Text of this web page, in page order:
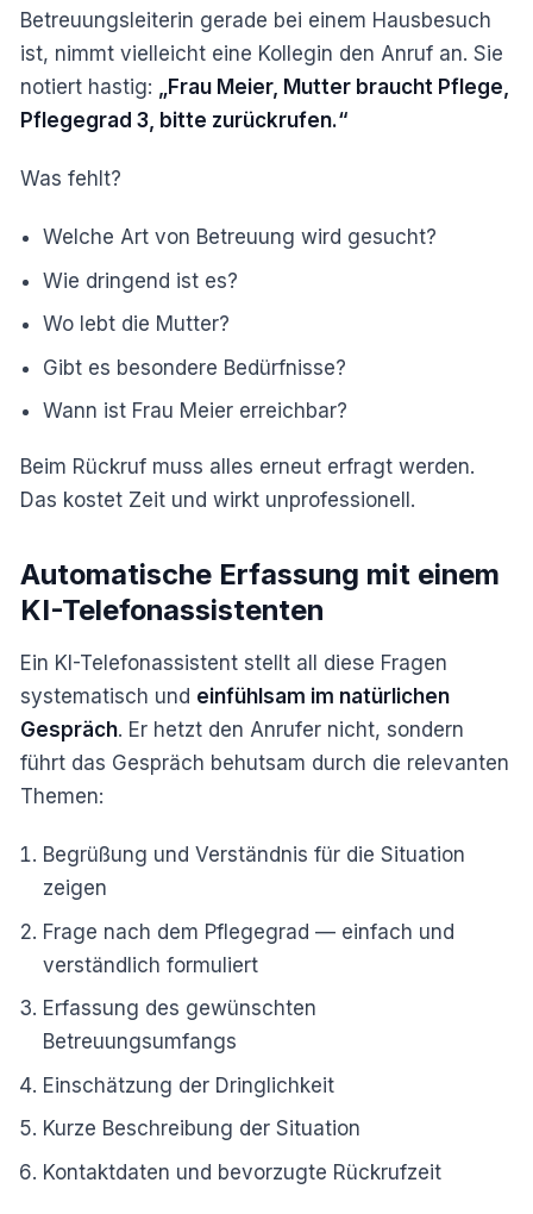
Betreuungsleiterin gerade bei einem Hausbesuch
ist, nimmt vielleicht eine Kollegin den Anruf an. Sie
notiert hastig:
„Frau Meier, Mutter braucht Pflege,
Pflegegrad 3, bitte zurückrufen.“
Was fehlt?
Welche Art von Betreuung wird gesucht?
Wie dringend ist es?
Wo lebt die Mutter?
Gibt es besondere Bedürfnisse?
Wann ist Frau Meier erreichbar?
Beim Rückruf muss alles erneut erfragt werden.
Das kostet Zeit und wirkt unprofessionell.
Automatische Erfassung mit einem
KI-Telefonassistenten
Ein KI-Telefonassistent stellt all diese Fragen
systematisch und einfühlsam im natürlichen
Gespräch. Er hetzt den Anrufer nicht, sondern
führt das Gespräch behutsam durch die relevanten
Themen:
Begrüßung und Verständnis für die Situation
zeigen
Frage nach dem Pflegegrad — einfach und
verständlich formuliert
Erfassung des gewünschten
Betreuungsumfangs
Einschätzung der Dringlichkeit
Kurze Beschreibung der Situation
Kontaktdaten und bevorzugte Rückrufzeit